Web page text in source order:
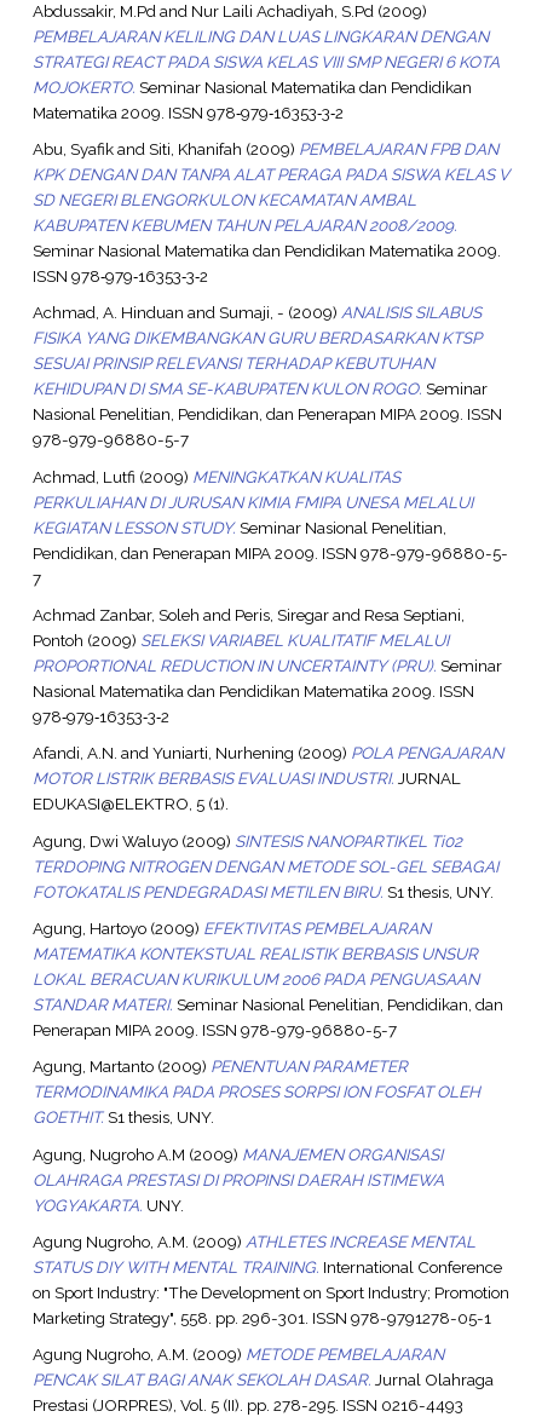
Abdussakir, M.Pd and Nur Laili Achadiyah, S.Pd (2009)
PEMBELAJARAN KELILING DAN LUAS LINGKARAN DENGAN
STRATEGI REACT PADA SISWA KELAS VIII SMP NEGERI 6 KOTA
MOJOKERTO. Seminar Nasional Matematika dan Pendidikan
Matematika 2009. ISSN 978‐979‐16353‐3‐2
Abu, Syafikand Siti, Khanifah (2009) PEMBELAJARAN FPB DAN
KPK DENGAN DAN TANPA ALAT PERAGA PADA SISWA KELAS V
SD NEGERI BLENGORKULON KECAMATAN AMBAL
KABUPATEN KEBUMEN TAHUN PELAJARAN 2008/2009.
Seminar Nasional Matematika dan Pendidikan Matematika 2009.
ISSN 978‐979‐16353‐3‐2
Achmad, A. Hinduan andSumaji, - (2009) ANALISIS SILABUS
FISIKA YANG DIKEMBANGKAN GURU BERDASARKAN KTSP
SESUAI PRINSIP RELEVANSI TERHADAP KEBUTUHAN
KEHIDUPAN DI SMA SE-KABUPATEN KULON ROGO. Seminar
Nasional Penelitian, Pendidikan, dan Penerapan MIPA 2009. ISSN
978-979-96880-5-7
Achmad, Lutfi (2009) MENINGKATKAN KUALITAS
PERKULIAHAN DI JURUSAN KIMIA FMIPA UNESA MELALUI
KEGIATAN LESSON STUDY.Seminar Nasional Penelitian,
Pendidikan, dan Penerapan MIPA 2009. ISSN 978-979-96880-5-
7
Achmad Zanbar, Soleh and Peris, Siregarand Resa Septiani,
Pontoh (2009) SELEKSI VARIABEL KUALITATIF MELALUI
PROPORTIONAL REDUCTION IN UNCERTAINTY (PRU). Seminar
Nasional Matematika dan Pendidikan Matematika 2009. ISSN
978‐979‐16353‐3‐2
Afandi, A.N. and Yuniarti, Nurhening (2009) POLA PENGAJARAN
MOTOR LISTRIK BERBASIS EVALUASI INDUSTRI. JURNAL
EDUKASI@ELEKTRO, 5 (1).
Agung, Dwi Waluyo (2009) SINTESIS NANOPARTIKEL Ti02
TERDOPING NITROGEN DENGAN METODE SOL-GEL SEBAGAI
FOTOKATALIS PENDEGRADASI METILEN BIRU. S1 thesis, UNY.
Agung, Hartoyo(2009) EFEKTIVITAS PEMBELAJARAN
MATEMATIKA KONTEKSTUAL REALISTIK BERBASIS UNSUR
LOKAL BERACUAN KURIKULUM 2006 PADA PENGUASAAN
STANDAR MATERI. Seminar Nasional Penelitian, Pendidikan, dan
Penerapan MIPA 2009. ISSN 978-979-96880-5-7
Agung, Martanto(2009) PENENTUAN PARAMETER
TERMODINAMIKA PADA PROSES SORPSI ION FOSFAT OLEH
GOETHIT.S1 thesis, UNY.
Agung, Nugroho A.M (2009) MANAJEMEN ORGANISASI
OLAHRAGA PRESTASI DI PROPINSI DAERAH ISTIMEWA
YOGYAKARTA. UNY.
Agung Nugroho, A.M. (2009) ATHLETES INCREASE MENTAL
STATUS DIY WITH MENTAL TRAINING. International Conference
on Sport Industry: "The Development on Sport Industry; Promotion
Marketing Strategy", 558. pp. 296-301. ISSN 978-9791278-05-1
Agung Nugroho, A.M. (2009) METODE PEMBELAJARAN
PENCAK SILAT BAGI ANAK SEKOLAH DASAR. Jurnal Olahraga
Prestasi (JORPRES), Vol. 5 (II). pp. 278-295. ISSN 0216-4493